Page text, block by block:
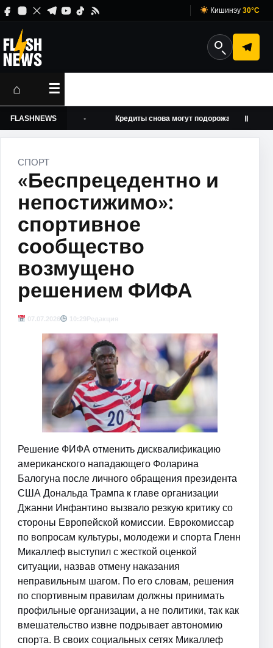
Кишинэу 30°C
⌂ ☰
FLASHNEWS
интернет Кредиты снова могут подорожать: НБМ повысил
Ⅱ
СПОРТ
«Беспрецедентно и
непостижимо»:
спортивное
сообщество
возмущено
решением ФИФА
07.07.2026 10:29Редакция
Решение ФИФА отменить дисквалификацию
американского нападающего Фоларина
Балогуна после личного обращения президента
США Дональда Трампа к главе организации
Джанни Инфантино вызвало резкую критику со
стороны Европейской комиссии. Еврокомиссар
по вопросам культуры, молодежи и спорта Гленн
Микаллеф выступил с жесткой оценкой
ситуации, назвав отмену наказания
неправильным шагом. По его словам, решения
по спортивным правилам должны принимать
профильные организации, а не политики, так как
вмешательство извне подрывает автономию
спорта. В своих социальных сетях Микаллеф